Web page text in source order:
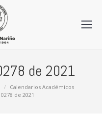
de 2021
Calendarios Académicos
de 2021